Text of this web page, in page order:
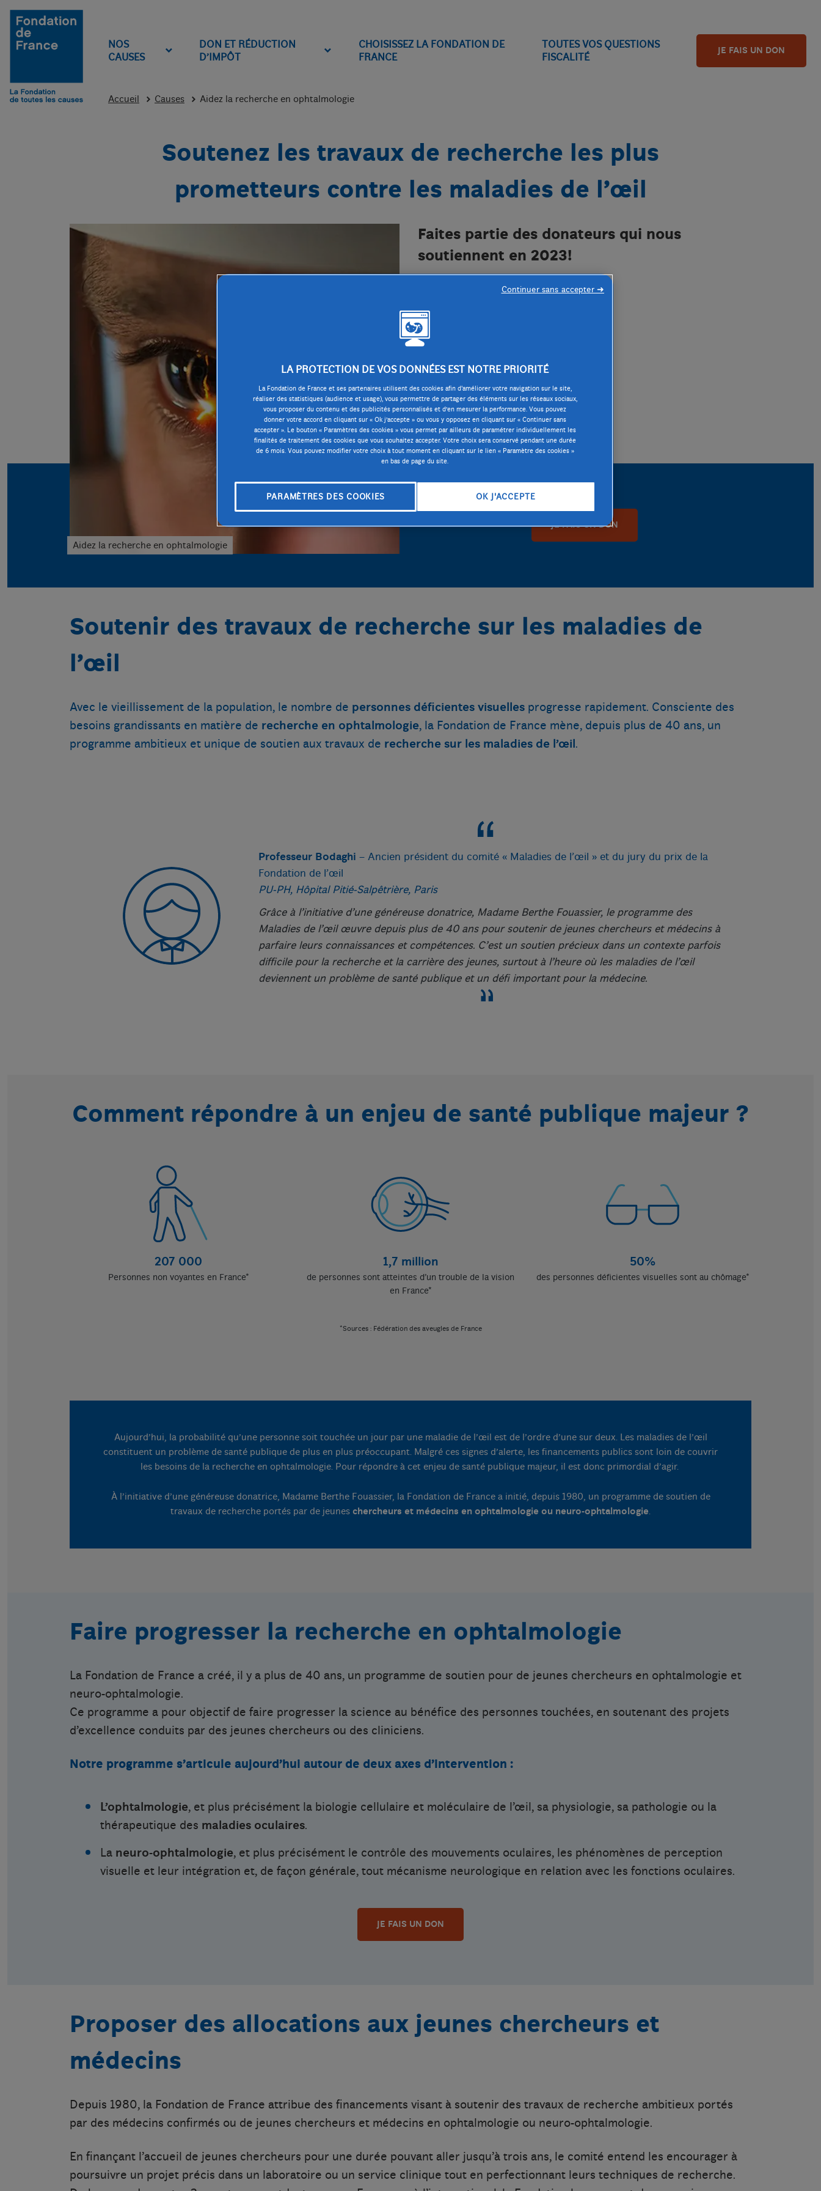
Aller au contenu
Aller au menu
Aller au pied de page
NOS
CAUSES
DON ET RÉDUCTION
D’IMPÔT
CHOISISSEZ LA FONDATION DE
FRANCE
TOUTES VOS QUESTIONS
FISCALITÉ
JE FAIS UN DON
Accueil Causes Aidez la recherche en ophtalmologie
Soutenez les travaux de recherche les plus
prometteurs contre les maladies de l’œil
Aidez la recherche en ophtalmologie
Faites partie des donateurs qui nous
soutiennent en 2023!
JE FAIS UN DON
Soutenir des travaux de recherche sur les maladies de
l’œil
Avec le vieillissement de la population, le nombre de personnes déficientes visuelles progresse rapidement. Consciente des
besoins grandissants en matière de recherche en ophtalmologie, la Fondation de France mène, depuis plus de 40 ans, un
programme ambitieux et unique de soutien aux travaux de recherche sur les maladies de l’œil.
Professeur Bodaghi – Ancien président du comité « Maladies de l’œil » et du jury du prix de la
Fondation de l’œil
PU-PH, Hôpital Pitié-Salpêtrière, Paris
Grâce à l’initiative d’une généreuse donatrice, Madame Berthe Fouassier, le programme des
Maladies de l’œil œuvre depuis plus de 40 ans pour soutenir de jeunes chercheurs et médecins à
parfaire leurs connaissances et compétences. C’est un soutien précieux dans un contexte parfois
difficile pour la recherche et la carrière des jeunes, surtout à l’heure où les maladies de l’œil
deviennent un problème de santé publique et un défi important pour la médecine.
Comment répondre à un enjeu de santé publique majeur ?
207 000
Personnes non voyantes en France*
1,7 million
de personnes sont atteintes d’un trouble de la vision
en France*
50%
des personnes déficientes visuelles sont au chômage*
*Sources : Fédération des aveugles de France
Aujourd’hui, la probabilité qu’une personne soit touchée un jour par une maladie de l’œil est de l’ordre d’une sur deux. Les maladies de l’œil
constituent un problème de santé publique de plus en plus préoccupant. Malgré ces signes d’alerte, les financements publics sont loin de couvrir
les besoins de la recherche en ophtalmologie. Pour répondre à cet enjeu de santé publique majeur, il est donc primordial d’agir.
À l’initiative d’une généreuse donatrice, Madame Berthe Fouassier, la Fondation de France a initié, depuis 1980, un programme de soutien de
travaux de recherche portés par de jeunes chercheurs et médecins en ophtalmologie ou neuro-ophtalmologie.
Faire progresser la recherche en ophtalmologie
La Fondation de France a créé, il y a plus de 40 ans, un programme de soutien pour de jeunes chercheurs en ophtalmologie et
neuro-ophtalmologie.
Ce programme a pour objectif de faire progresser la science au bénéfice des personnes touchées, en soutenant des projets
d’excellence conduits par des jeunes chercheurs ou des cliniciens.
Notre programme s’articule aujourd’hui autour de deux axes d’intervention :
L’ophtalmologie, et plus précisément la biologie cellulaire et moléculaire de l’œil, sa physiologie, sa pathologie ou la
thérapeutique des maladies oculaires.
La neuro-ophtalmologie, et plus précisément le contrôle des mouvements oculaires, les phénomènes de perception
visuelle et leur intégration et, de façon générale, tout mécanisme neurologique en relation avec les fonctions oculaires.
JE FAIS UN DON
Proposer des allocations aux jeunes chercheurs et
médecins
Depuis 1980, la Fondation de France attribue des financements visant à soutenir des travaux de recherche ambitieux portés
par des médecins confirmés ou de jeunes chercheurs et médecins en ophtalmologie ou neuro-ophtalmologie.
En finançant l’accueil de jeunes chercheurs pour une durée pouvant aller jusqu’à trois ans, le comité entend les encourager à
poursuivre un projet précis dans un laboratoire ou un service clinique tout en perfectionnant leurs techniques de recherche.
LA PROTECTION DE VOS DONNÉES EST NOTRE PRIORITÉ
La Fondation de France et ses partenaires utilisent des cookies afin d'améliorer votre navigation sur le site,
réaliser des statistiques (audience et usage), vous permettre de partager des éléments sur les réseaux sociaux,
vous proposer du contenu et des publicités personnalisés et d’en mesurer la performance. Vous pouvez
donner votre accord en cliquant sur « Ok j’accepte » ou vous y opposez en cliquant sur « Continuer sans
accepter ». Le bouton « Paramètres des cookies » vous permet par ailleurs de paramétrer individuellement les
finalités de traitement des cookies que vous souhaitez accepter. Votre choix sera conservé pendant une durée
de 6 mois. Vous pouvez modifier votre choix à tout moment en cliquant sur le lien « Paramètre des cookies »
en bas de page du site.
PARAMÈTRES DES COOKIES OK J'ACCEPTE
Continuer sans accepter ➜